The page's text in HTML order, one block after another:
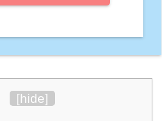
[hide]